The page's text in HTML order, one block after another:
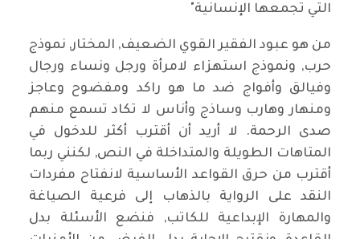
التي تجمعها الإنسانية"
من هو عبود الفقير القوي الضعيف, المختار, نموذج
حرب, ونموذج استهزاء لامرأة ورجل ونساء ورجال
وفيالق وأفواج ضد ما هو راكد ومفضوح وعاجز
ومنهار وهارب وساذج وأناس لا تكاد تسمع منهم
صدى الرحمة. لا أريد أن أقترب أكثر للدخول في
المتاهات الطويلة والمتداخلة في النص, لكنني ربما
أقترب من حرق القواعد الأساسية لانفتاح مفردات
النقد على الرواية بالذهاب إلى فرعية الصياغة
والمهارة الإبداعية للكاتب, فنضع الأسئلة بدل